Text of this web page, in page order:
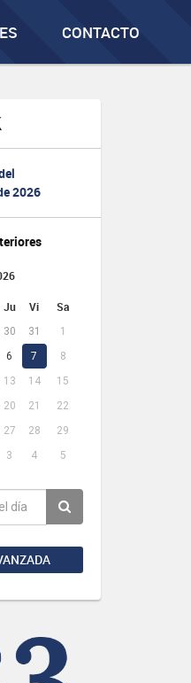
CONTACTO
2026
Ju Vi Sa
30 31
1
6 7
8
13 14
15
20 21
22
27 28
29
3 4 5